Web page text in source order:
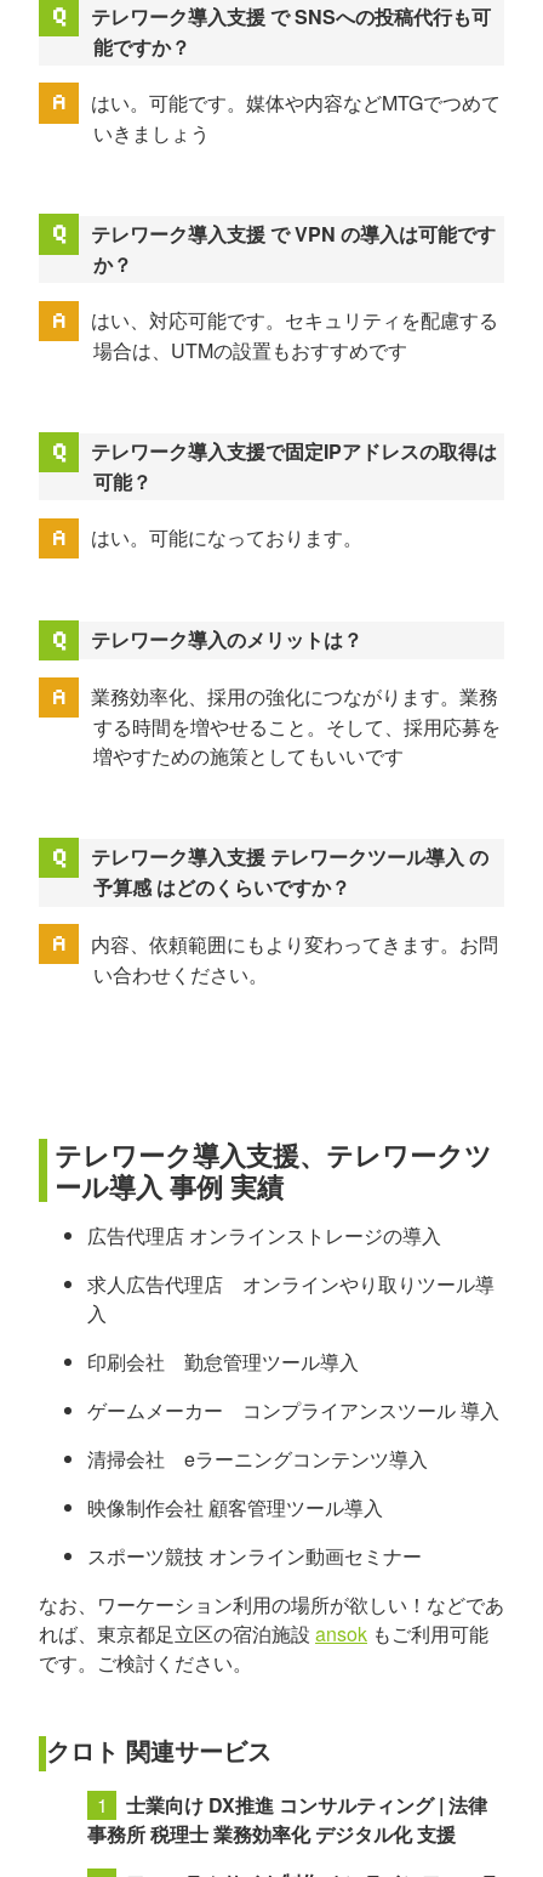
テレワーク導入支援 で SNSへの投稿代行も可
能ですか？
はい。可能です。媒体や内容などMTGでつめて
いきましょう
テレワーク導入支援 で VPN の導入は可能です
か？
はい、対応可能です。セキュリティを配慮する
場合は、UTMの設置もおすすめです
テレワーク導入支援で固定IPアドレスの取得は
可能？
はい。可能になっております。
テレワーク導入のメリットは？
業務効率化、採用の強化につながります。業務
する時間を増やせること。そして、採用応募を
増やすための施策としてもいいです
テレワーク導入支援 テレワークツール導入 の
予算感 はどのくらいですか？
内容、依頼範囲にもより変わってきます。お問
い合わせください。
テレワーク導入支援、テレワークツ
ール導入 事例 実績
広告代理店 オンラインストレージの導入
求人広告代理店 オンラインやり取りツール導
入
印刷会社 勤怠管理ツール導入
ゲームメーカー コンプライアンスツール 導入
清掃会社 eラーニングコンテンツ導入
映像制作会社 顧客管理ツール導入
スポーツ競技 オンライン動画セミナー
なお、ワーケーション利用の場所が欲しい！などであ
れば、東京都足立区の宿泊施設 ansok もご利用可能
です。ご検討ください。
クロト 関連サービス
士業向け DX推進 コンサルティング | 法律
事務所 税理士 業務効率化 デジタル化 支援